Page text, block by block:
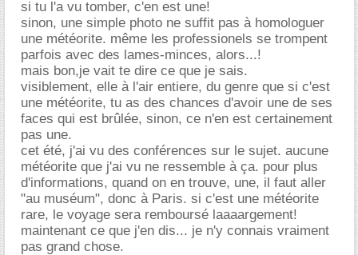
si tu l'a vu tomber, c'en est une!
sinon, une simple photo ne suffit pas à homologuer
une météorite. même les professionels se trompent
parfois avec des lames-minces, alors...!
mais bon,je vait te dire ce que je sais.
visiblement, elle à l'air entiere, du genre que si c'est
une météorite, tu as des chances d'avoir une de ses
faces qui est brûlée, sinon, ce n'en est certainement
pas une.
cet été, j'ai vu des conférences sur le sujet. aucune
météorite que j'ai vu ne ressemble à ça. pour plus
d'informations, quand on en trouve, une, il faut aller
"au muséum", donc à Paris. si c'est une météorite
rare, le voyage sera remboursé laaaargement!
maintenant ce que j'en dis... je n'y connais vraiment
pas grand chose.